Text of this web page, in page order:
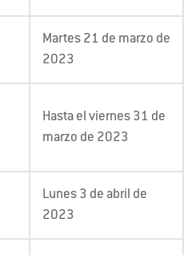
Martes 21 de marzo de
2023
Hasta el viernes 31 de
marzo de 2023
Lunes 3 de abril de
2023